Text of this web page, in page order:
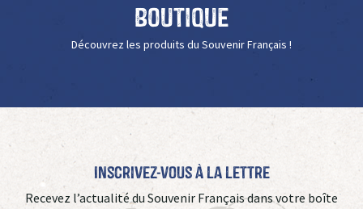
Boutique
Découvrez les produits du Souvenir Français !
Inscrivez-vous à La Lettre
Recevez l’actualité du Souvenir Français dans votre boîte